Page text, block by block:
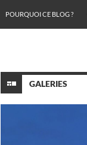
POURQUOI CE BLOG ?
GALERIES